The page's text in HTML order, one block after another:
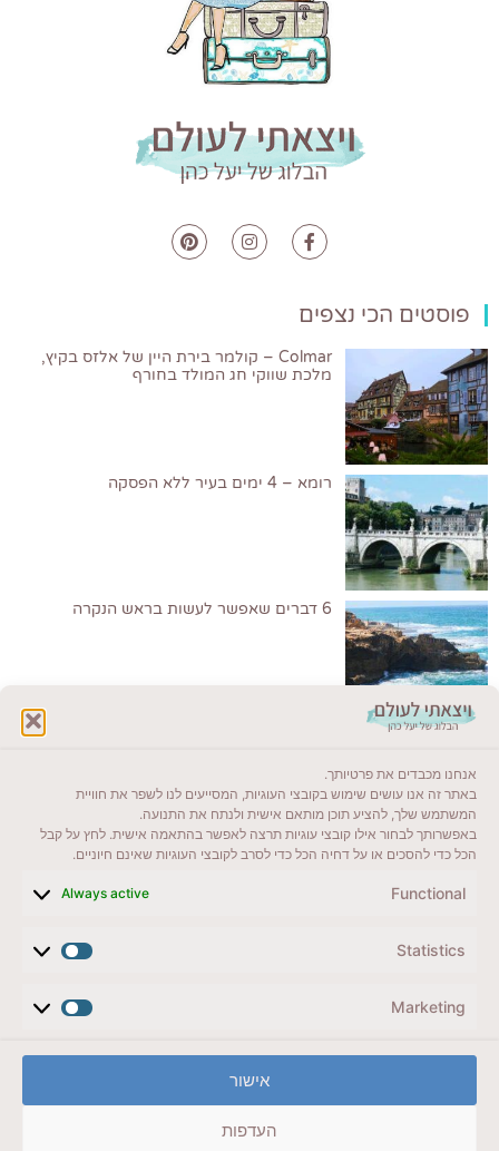
אנחנו מכבדים את פרטיותך.
באתר זה אנו עושים שימוש בקובצי העוגיות, המסייעים לנו לשפר את חוויית
המשתמש שלך, להציע תוכן מותאם אישית ולנתח את התנועה.
באפשרותך לבחור אילו קובצי עוגיות תרצה לאפשר בהתאמה אישית. לחץ על קבל
הכל כדי להסכים או על דחיה הכל כדי לסרב לקובצי העוגיות שאינם חיוניים.
Functional
Always active
Statistics
Marketing
אישור
העדפות
פוסטים הכי נצפים
Colmar – קולמר בירת היין של אלזס בקיץ,
מלכת שווקי חג המולד בחורף
רומא – 4 ימים בעיר ללא הפסקה
6 דברים שאפשר לעשות בראש הנקרה
ייעדים מומלצים
מדריכים ועזרים
לשליחת הודעת וואטסאפ
veyatsati.laolam@gmail.com
מדיניות פרטיות // תנאי שימוש באתר